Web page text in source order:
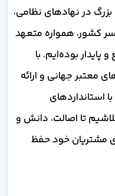
در نهادهای نظامی،
کشور، همواره متعهد
پایدار بوده‌ایم. با
معتبر جهانی و ارائه
استانداردهای
تا اصالت، دانش و
مشتریان خود حفظ